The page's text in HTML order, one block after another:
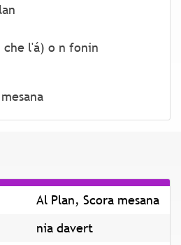
l'á) o n fonin
Al Plan, Scora mesana
nia davert